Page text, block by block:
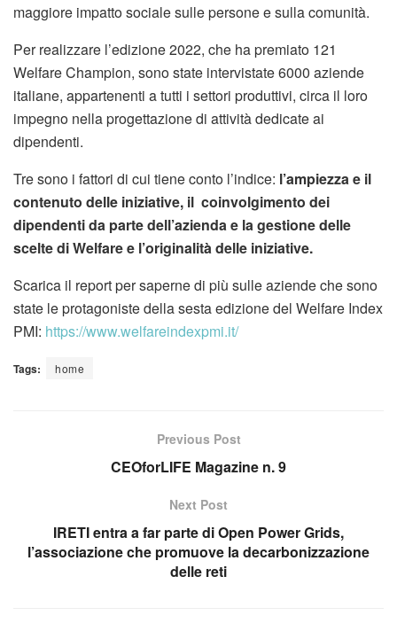
maggiore impatto sociale sulle persone e sulla comunità.
Per realizzare l’edizione 2022, che ha premiato 121
Welfare Champion, sono state intervistate 6000 aziende
italiane, appartenenti a tutti i settori produttivi, circa il loro
impegno nella progettazione di attività dedicate ai
dipendenti.
Tre sono i fattori di cui tiene conto l’indice: l’ampiezza e il
contenuto delle iniziative, il coinvolgimento dei
dipendenti da parte dell’azienda e la gestione delle
scelte di Welfare e l’originalità delle iniziative.
Scarica il report per saperne di più sulle aziende che sono
state le protagoniste della sesta edizione del Welfare Index
PMI: https://www.welfareindexpmi.it/
Tags: home
Previous Post
CEOforLIFE Magazine n. 9
Next Post
IRETI entra a far parte di Open Power Grids,
l’associazione che promuove la decarbonizzazione
delle reti